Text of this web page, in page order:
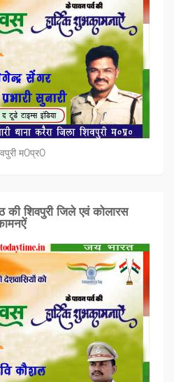
म0प्र0
की शिवपुरी जिले एवं कोलारस